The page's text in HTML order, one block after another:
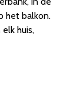
het balkon.
huis,